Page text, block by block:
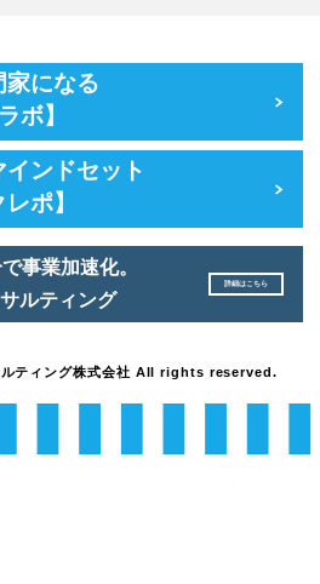
家になる
ボ】
ンドセット
ポ】
事業加速化。
ルティング
詳細はこちら
ティング株式会社 All rights reserved.